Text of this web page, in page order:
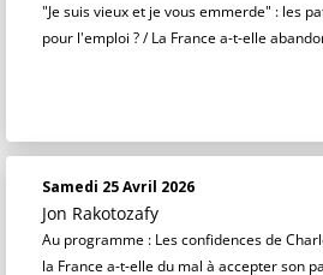
"Je suis vieux et je vous emmerde" : les
pour l'emploi ? / La France a-t-elle
Samedi 25 Avril 2026
Jon Rakotozafy
Au programme : Les confidences de
la France a-t-elle du mal à accepter son